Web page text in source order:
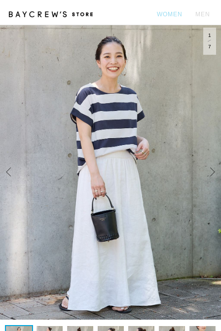
WOMEN MEN
Prev
1
7